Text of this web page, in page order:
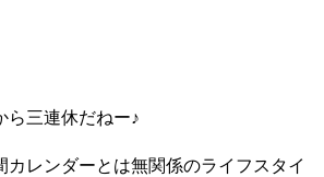
ら三連休だねー♪
カレンダーとは無関係のライフスタイ